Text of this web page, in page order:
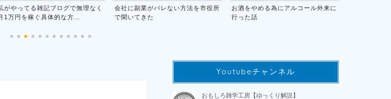
社に副業がバレない方法を市役所
聞いてきた
お酒をやめる為にアルコール外来に
行った話
お酒をやめて人生が変わったお話し
Youtubeチャンネル